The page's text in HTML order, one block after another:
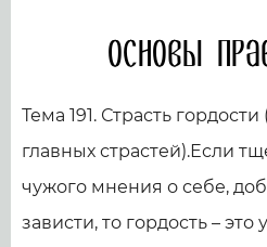
Основы
Тема 191. Страсть
главных страстей).Если
чужого мнения о себе,
зависти, то гордость – это